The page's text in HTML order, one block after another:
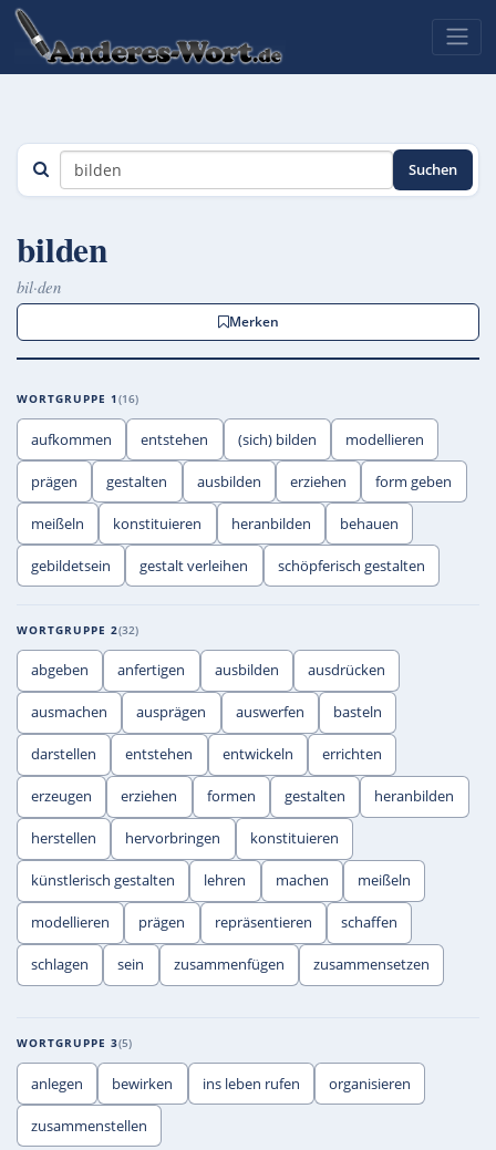
Suchen
bilden
bil·den
Merken
WORTGRUPPE 1 16
aufkommen entstehen (sich) bilden modellieren
prägen gestalten ausbilden erziehen form geben
meißeln konstituieren heranbilden behauen
gebildetsein gestalt verleihen schöpferisch gestalten
WORTGRUPPE 2 32
abgeben anfertigen ausbilden ausdrücken
ausmachen ausprägen auswerfen basteln
darstellen entstehen entwickeln errichten
erzeugen erziehen formen gestalten heranbilden
herstellen hervorbringen konstituieren
künstlerisch gestalten lehren machen meißeln
modellieren prägen repräsentieren schaffen
schlagen sein zusammenfügen zusammensetzen
WORTGRUPPE 3 5
anlegen bewirken ins leben rufen organisieren
zusammenstellen